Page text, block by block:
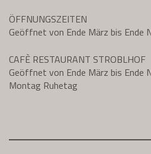
ÖFFNUNGSZEITEN
Geöffnet von Ende März bis Ende
CAFÈ RESTAURANT STROBLHOF
Geöffnet von Ende März bis Ende
Montag Ruhetag